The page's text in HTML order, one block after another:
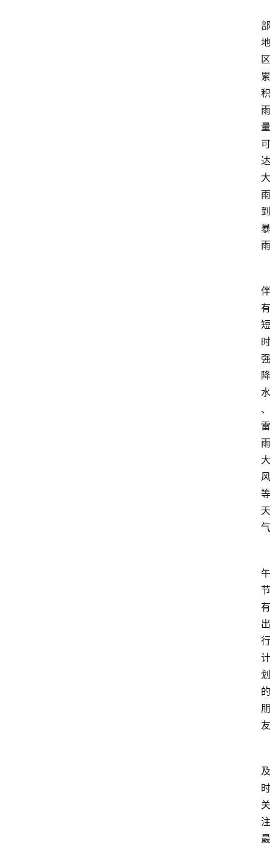
部
地
区
累
积
雨
量
可
达
大
雨
到
暴
雨
伴
有
短
时
强
降
水
、
雷
雨
大
风
等
天
气
午
节
有
出
行
计
划
的
朋
友
及
时
关
注
最